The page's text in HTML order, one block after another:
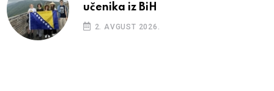
učenika iz BiH
2. AVGUST 2026.